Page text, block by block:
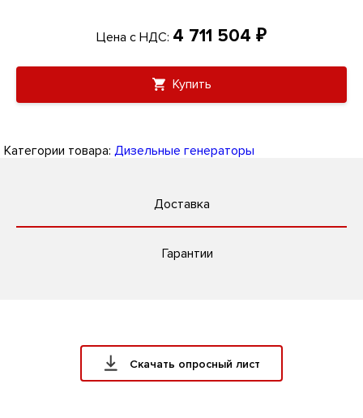
Цена с НДС: 4 711 504 ₽
Купить
Категории товара: Дизельные генераторы
Доставка
Гарантии
Скачать опросный лист